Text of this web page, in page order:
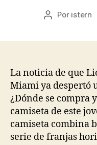
Autor
Por istern
La noticia de que
Miami ya despertó
¿Dónde se compra
camiseta de este
camiseta combina
serie de franjas